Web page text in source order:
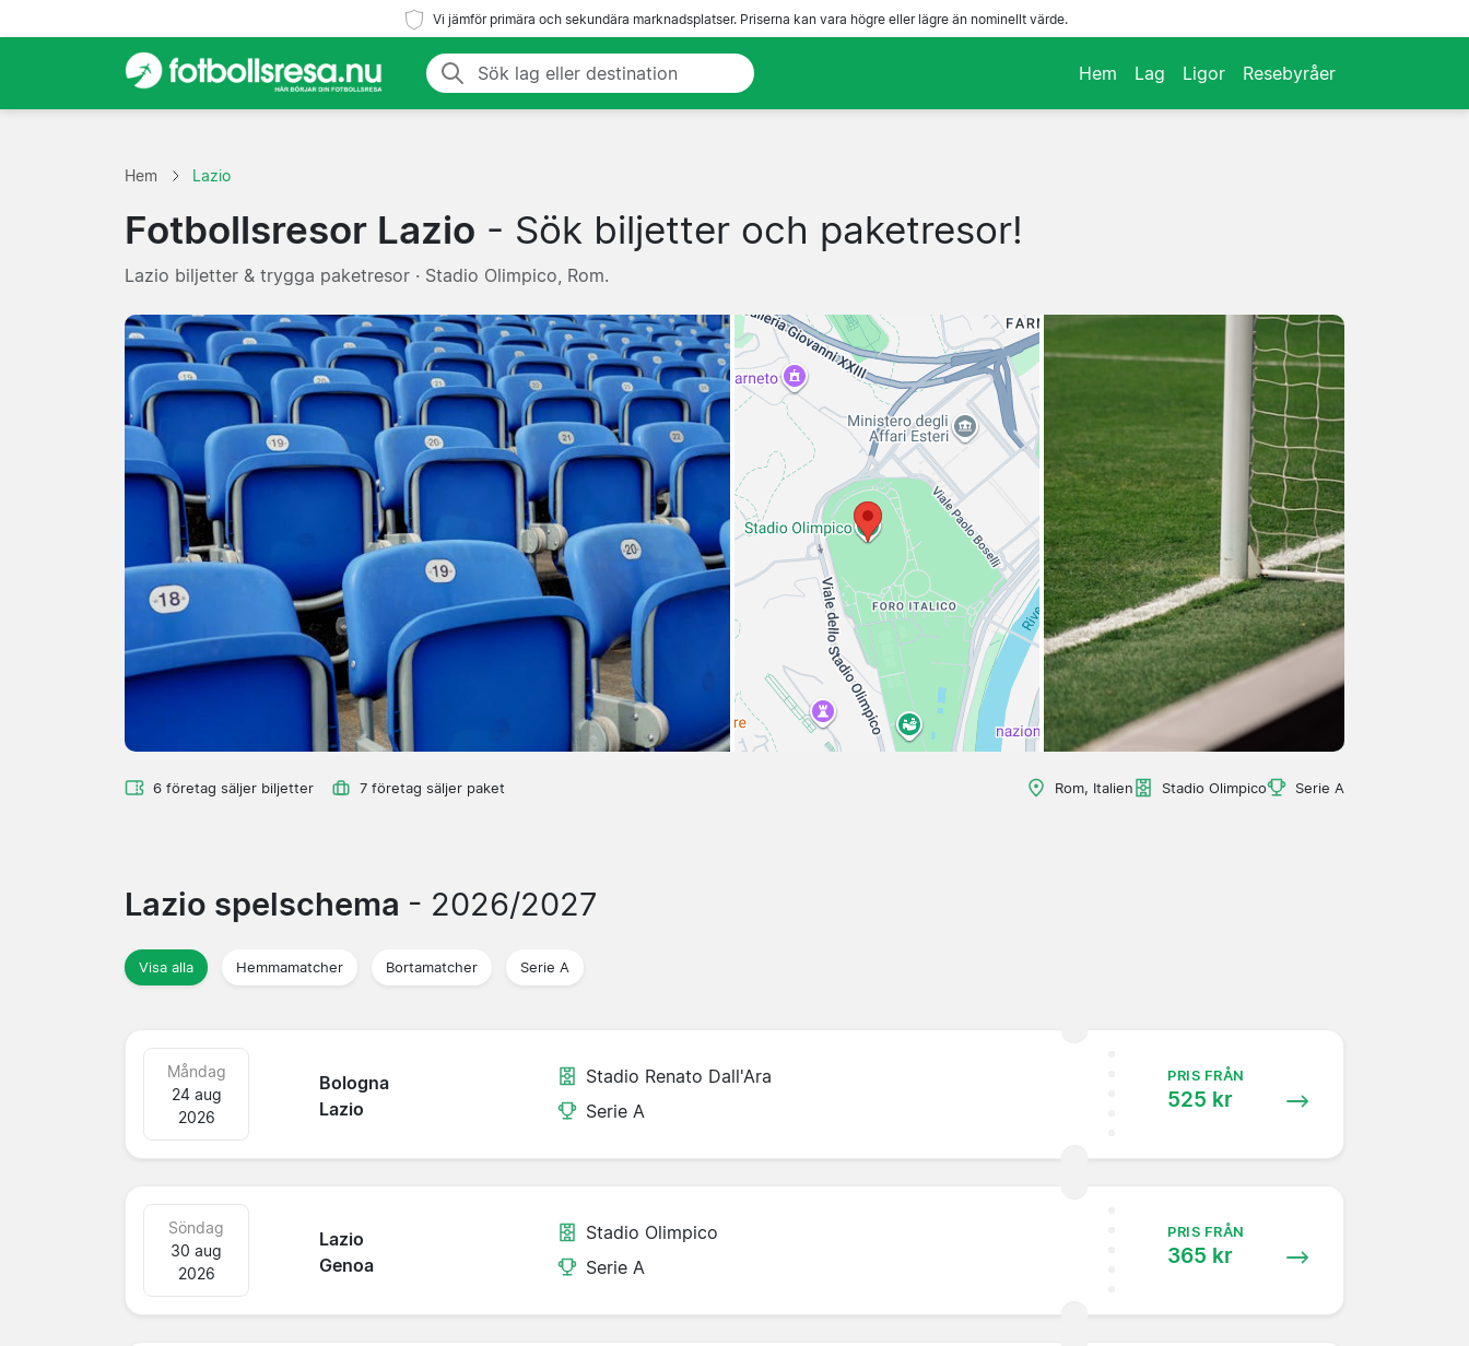
Vi jämför primära och sekundära marknadsplatser. Priserna kan vara högre eller lägre än nominellt värde.
Hem Lag Ligor Resebyråer
Hem Lazio
Fotbollsresor Lazio - Sök biljetter och paketresor!
Lazio biljetter & trygga paketresor · Stadio Olimpico, Rom.
6 företag säljer biljetter 7 företag säljer paket Rom, Italien Stadio Olimpico Serie A
Lazio spelschema - 2026/2027
Visa alla Hemmamatcher Bortamatcher Serie A
Bologna
Lazio
Måndag
24 aug
2026
Stadio Renato Dall'Ara
Serie A
PRIS FRÅN
525 kr
Lazio
Genoa
Söndag
30 aug
2026
Stadio Olimpico
Serie A
PRIS FRÅN
365 kr